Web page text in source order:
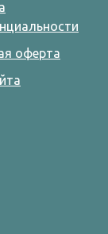
оферта